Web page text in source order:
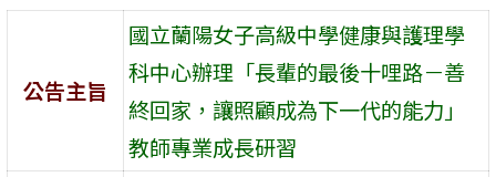
公告主旨
國立蘭陽女子高級中學健康與護理學
科中心辦理「長輩的最後十哩路－善
終回家，讓照顧成為下一代的能力」
教師專業成長研習